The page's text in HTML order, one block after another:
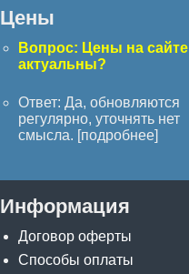
Цены
Вопрос: Цены на сайте
актуальны?
Ответ: Да, обновляются
регулярно, уточнять нет
смысла. [подробнее]
Информация
Договор оферты
Способы оплаты